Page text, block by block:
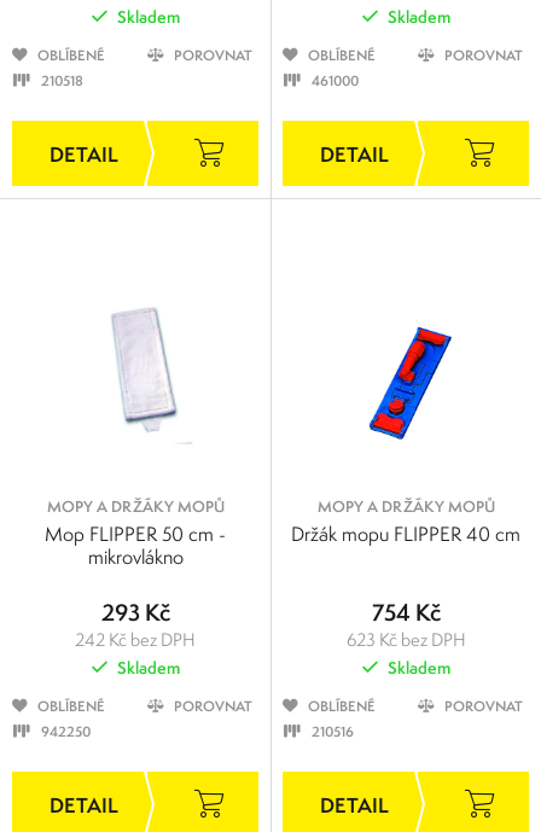
Skladem
OBLÍBENÉ
POROVNAT
210518
Skladem
OBLÍBENÉ
POROVNAT
461000
MOPY A DRŽÁKY MOPŮ
Mop FLIPPER 50 cm -
mikrovlákno
293 Kč
242 Kč bez DPH
Skladem
OBLÍBENÉ
POROVNAT
942250
MOPY A DRŽÁKY MOPŮ
Držák mopu FLIPPER 40 cm
754 Kč
623 Kč bez DPH
Skladem
OBLÍBENÉ
POROVNAT
210516